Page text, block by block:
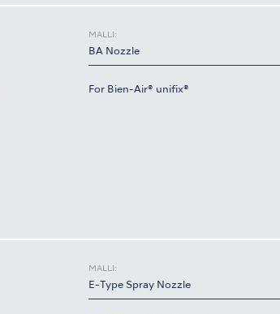
MALLI:
BA Nozzle
For Bien-Air® unifix®
MALLI:
E-Type Spray Nozzle